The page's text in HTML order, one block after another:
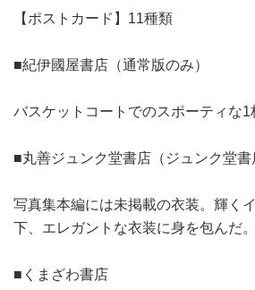
【ポストカード】11種類
■紀伊國屋書店（通常版のみ）
バスケットコートでのスポーティな1
■丸善ジュンク堂書店（ジュンク堂書
写真集本編には未掲載の衣装。輝く
下、エレガントな衣装に身を包んだ。
■くまざわ書店